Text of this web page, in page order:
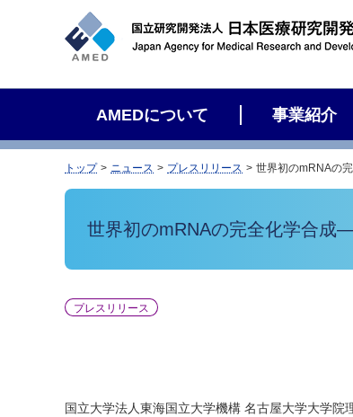
AMEDについて 事業紹介
トップ ニュース プレスリリース 世界初のmRNAの
世界初のmRNAの完全化学合成
プレスリリース
国立大学法人東海国立大学機構 名古屋大学大学